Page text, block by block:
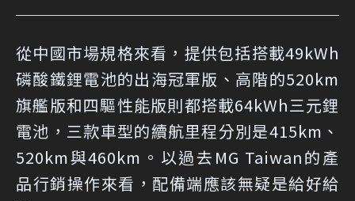
從中國市場規格來看，提供包括搭載49kWh
磷酸鐵鋰電池的出海冠軍版、高階的520km
旗艦版和四驅性能版則都搭載64kWh三元鋰
電池，三款車型的續航里程分別是415km、
520km與460km。以過去MG Taiwan的產
品行銷操作來看，配備端應該無疑是給好給